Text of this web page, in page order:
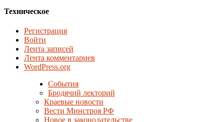
Техническое
Регистрация
Войти
Лента записей
Лента комментариев
WordPress.org
События
Бродячий лекторий
Краевые новости
Вести Минстроя РФ
Новое в законодательстве